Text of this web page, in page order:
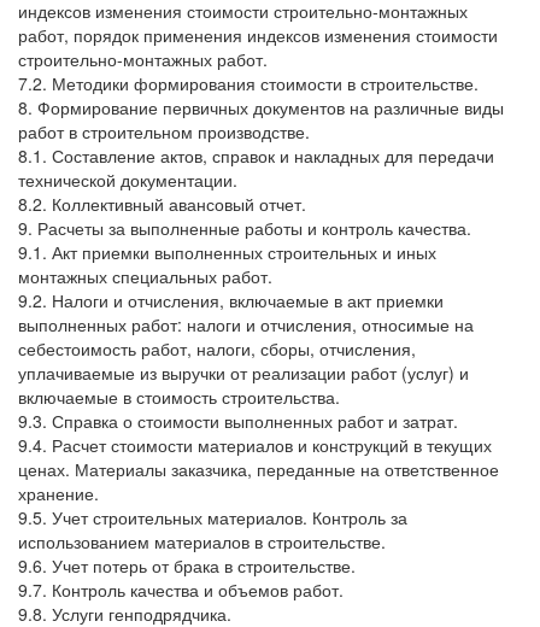
индексов изменения стоимости строительно-монтажных
работ, порядок применения индексов изменения стоимости
строительно-монтажных работ.
7.2. Методики формирования стоимости в строительстве.
8. Формирование первичных документов на различные виды
работ в строительном производстве.
8.1. Составление актов, справок и накладных для передачи
технической документации.
8.2. Коллективный авансовый отчет.
9. Расчеты за выполненные работы и контроль качества.
9.1. Акт приемки выполненных строительных и иных
монтажных специальных работ.
9.2. Налоги и отчисления, включаемые в акт приемки
выполненных работ: налоги и отчисления, относимые на
себестоимость работ, налоги, сборы, отчисления,
уплачиваемые из выручки от реализации работ (услуг) и
включаемые в стоимость строительства.
9.3. Справка о стоимости выполненных работ и затрат.
9.4. Расчет стоимости материалов и конструкций в текущих
ценах. Материалы заказчика, переданные на ответственное
хранение.
9.5. Учет строительных материалов. Контроль за
использованием материалов в строительстве.
9.6. Учет потерь от брака в строительстве.
9.7. Контроль качества и объемов работ.
9.8. Услуги генподрядчика.